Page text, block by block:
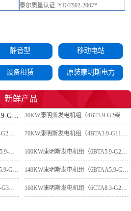
泰尔质量认证 YD/T502-2007*
静音型 移动电站
设备租赁 原装康明斯电力
新鲜产品
30KW康明斯发电机组（4BT3.9-G2柴油机）
50KW康明斯发电机组（4BTA3.9-G2柴油机） 70KW康明斯发电机组（4BTA3.9-G11柴油机）
80KW康明斯柴油发电机组（6BT5.9-G2柴油机） 100KW康明斯发电机组（6BTA5.9-G2柴油机）
120KW康明斯发电机组（6BTAA5.9-G2柴油机） 140KW康明斯发电机组（6BTAA5.9-G12柴油机）
150KW康明斯发电机组（QSB6.7-G3柴油机） 160KW康明斯发电机组（6CTA8.3-G2柴油机）